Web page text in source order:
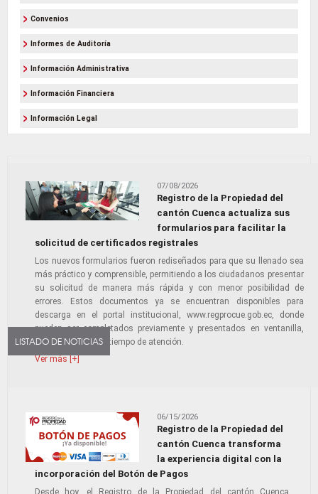
Convenios
Informes de Auditoría
Información Administrativa
Información Financiera
Información Legal
LISTADO DE NOTICIAS
07/08/2026
Registro de la Propiedad del
cantón Cuenca actualiza sus
formularios para facilitar la
solicitud de certificados registrales
Los nuevos formularios fueron rediseñados para que su llenado sea
más práctico y comprensible, permitiendo a los ciudadanos presentar
su solicitud de manera más rápida y con menor posibilidad de
errores. Estos documentos ya se encuentran disponibles para
descarga en el portal institucional, www.regprocue.gob.ec, donde
pueden ser completados previamente y presentados en ventanilla,
optimizando así el tiempo de atención.
Ver más [+]
06/15/2026
Registro de la Propiedad del
cantón Cuenca transforma
la experiencia digital con la
incorporación del Botón de Pagos
Desde hoy, el Registro de la Propiedad del cantón Cuenca